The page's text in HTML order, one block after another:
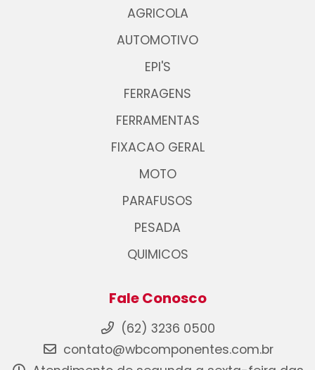
AGRICOLA
AUTOMOTIVO
EPI'S
FERRAGENS
FERRAMENTAS
FIXACAO GERAL
MOTO
PARAFUSOS
PESADA
QUIMICOS
Fale Conosco
(62) 3236 0500
contato@wbcomponentes.com.br